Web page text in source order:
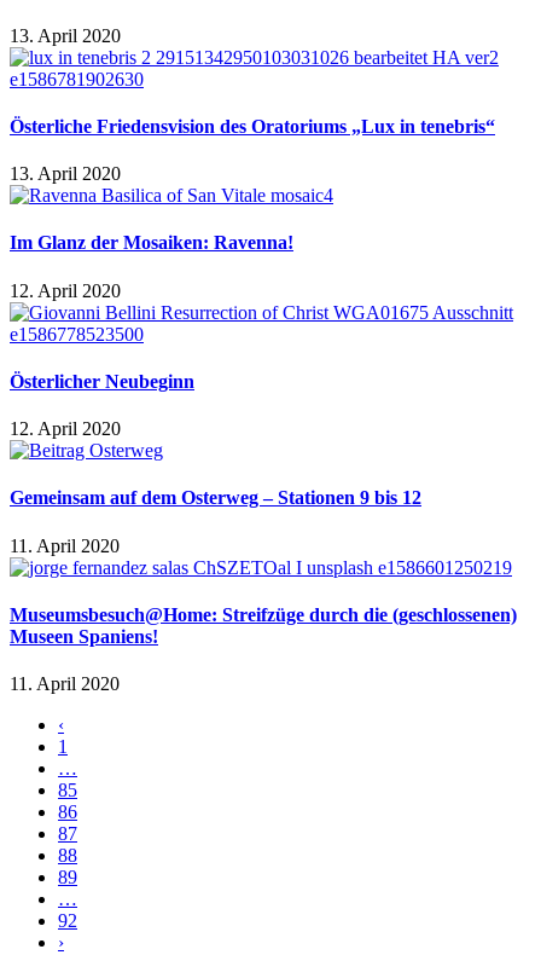
13. April 2020
Österliche Friedensvision des Oratoriums „Lux in tenebris“
13. April 2020
Im Glanz der Mosaiken: Ravenna!
12. April 2020
Österlicher Neubeginn
12. April 2020
Gemeinsam auf dem Osterweg – Stationen 9 bis 12
11. April 2020
Museumsbesuch@Home: Streifzüge durch die (geschlossenen)
Museen Spaniens!
11. April 2020
‹
1
…
85
86
87
88
89
…
92
›